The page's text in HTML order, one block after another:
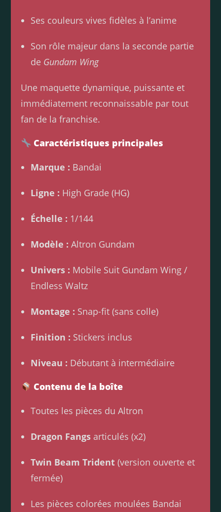
Ses couleurs vives fidèles à l’anime
Son rôle majeur dans la seconde partie
de Gundam Wing
Une maquette dynamique, puissante et
immédiatement reconnaissable par tout
fan de la franchise.
Caractéristiques principales
Marque : Bandai
Ligne : High Grade (HG)
Échelle : 1/144
Modèle : Altron Gundam
Univers : Mobile Suit Gundam Wing /
Endless Waltz
Montage : Snap-fit (sans colle)
Finition : Stickers inclus
Niveau : Débutant à intermédiaire
Contenu de la boîte
Toutes les pièces du Altron
Dragon Fangs articulés (x2)
Twin Beam Trident (version ouverte et
fermée)
Les pièces colorées moulées Bandai